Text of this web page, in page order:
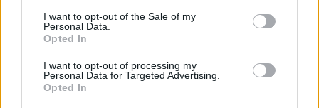
consent section.
I want to opt-out of the Sale of my
Personal Data.
Opted In
I want to opt-out of processing my
Personal Data for Targeted Advertising.
Opted In